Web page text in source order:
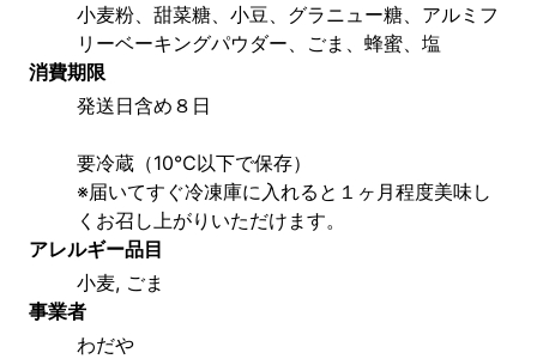
小麦粉、甜菜糖、小豆、グラニュー糖、アルミフ
リーベーキングパウダー、ごま、蜂蜜、塩
消費期限
発送日含め８日
要冷蔵（10℃以下で保存）
※届いてすぐ冷凍庫に入れると１ヶ月程度美味し
くお召し上がりいただけます。
アレルギー品目
小麦, ごま
事業者
わだや